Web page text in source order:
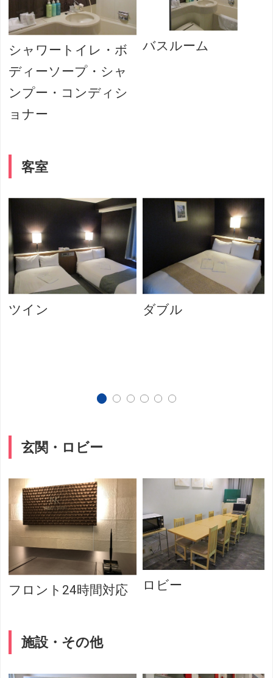
シャワートイレ・ボ
ディーソープ・シャ
ンプー・コンディシ
ョナー
バスルーム
客室
ツイン ダブル
玄関・ロビー
フロント24時間対応 ロビー
施設・その他